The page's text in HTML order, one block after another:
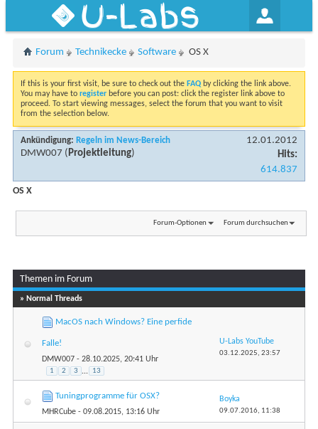
U-Labs
Forum Technikecke Software OS X
If this is your first visit, be sure to check out the FAQ by clicking the link above.
You may have to register before you can post: click the register link above to
proceed. To start viewing messages, select the forum that you want to visit
from the selection below.
Ankündigung: Regeln im News-Bereich
DMW007 (Projektleitung)
12.01.2012
Hits:
614.837
OS X
Forum-Optionen Forum durchsuchen
Themen im Forum
» Normal Threads
MacOS nach Windows? Eine perfide
Falle!
DMW007 - 28.10.2025, 20:41 Uhr
1 2 3 ... 13
U-Labs YouTube
03.12.2025, 23:57
Tuningprogramme für OSX?
MHRCube - 09.08.2015, 13:16 Uhr
Boyka
09.07.2016, 11:38